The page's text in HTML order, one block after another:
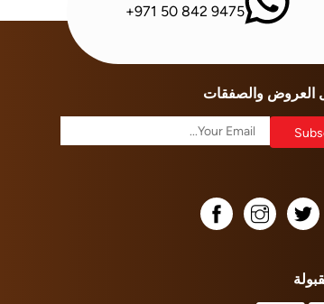
+971 50 842 9475
العروض والصفقات